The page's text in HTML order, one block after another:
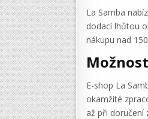
La Samba
dodací lhůtou
nákupu nad
E-shop La
okamžité
až při doručení